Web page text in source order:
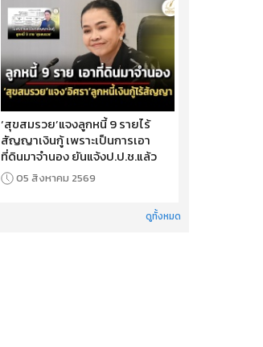
‘สุขสมรวย’แจงลูกหนี้ 9 รายไร้
สัญญาเงินกู้ เพราะเป็นการเอา
ที่ดินมาจำนอง ยันแจ้งป.ป.ช.แล้ว
05 สิงหาคม 2569
ดูทั้งหมด